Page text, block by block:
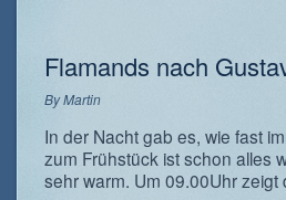
Flamands nach
ByMartin
In der Nacht gab es, wie fast
zum Frühstück ist schon alles
sehr warm. Um 09.00Uhr